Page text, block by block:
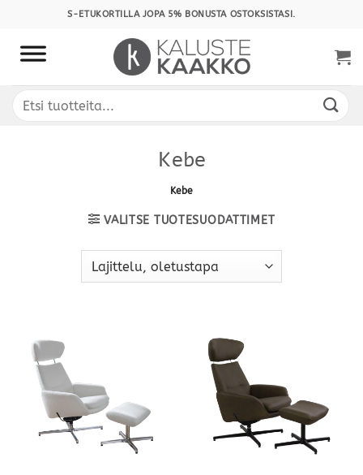
content
S-ETUKORTILLA JOPA 5% BONUSTA OSTOKSISTASI.
Etsi:
Kebe
Kebe
VALITSE TUOTESUODATTIMET